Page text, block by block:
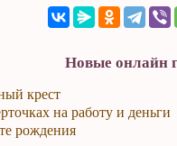
Новые онлайн
крест
на работу и деньги
рождения